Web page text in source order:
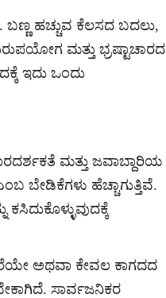
ಹಚ್ಚುವ ಕೆಲಸದ ಬದಲು,
ಮತ್ತು ಭ್ರಷ್ಟಾಚಾರದ
ಇದು ಒಂದು
ಮತ್ತು ಜವಾಬ್ದಾರಿಯ
ಬೇಡಿಕೆಗಳು ಹೆಚ್ಚಾಗುತ್ತಿವೆ.
ಅಥವಾ ಕೇವಲ ಕಾಗದದ
ಸಾರ್ವಜನಿಕರ